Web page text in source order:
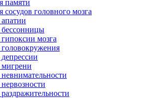
памяти
сосудов головного мозга
мозга